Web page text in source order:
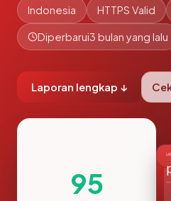
Indonesia HTTPS Valid
Diperbarui3 bulan yang lalu
Laporan lengkap ↓
95